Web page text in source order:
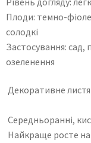
Плоди: темно-
солодкі
Застосування: сад,
озеленення
Середньоранні,
Найкраще росте на